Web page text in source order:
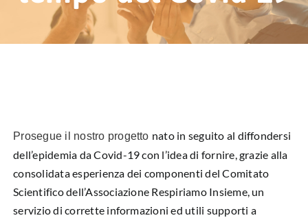
NEWS & EVENTI
CONTATTI
DIVENTA SOCIO
Prosegue il nostro progetto nato in seguito al diffondersi
dell’epidemia da Covid-19 con l’idea di fornire, grazie alla
consolidata esperienza dei componenti del Comitato
Scientifico dell’Associazione Respiriamo Insieme, un
servizio di corrette informazioni ed utili supporti a